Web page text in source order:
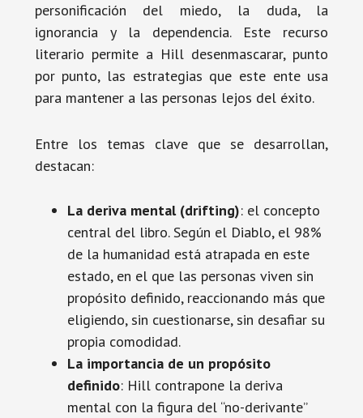
personificación del miedo, la duda, la
ignorancia y la dependencia. Este recurso
literario permite a Hill desenmascarar, punto
por punto, las estrategias que este ente usa
para mantener a las personas lejos del éxito.
Entre los temas clave que se desarrollan,
destacan:
La deriva mental (drifting): el concepto
central del libro. Según el Diablo, el 98%
de la humanidad está atrapada en este
estado, en el que las personas viven sin
propósito definido, reaccionando más que
eligiendo, sin cuestionarse, sin desafiar su
propia comodidad.
La importancia de un propósito
definido: Hill contrapone la deriva
mental con la figura del “no-derivante”